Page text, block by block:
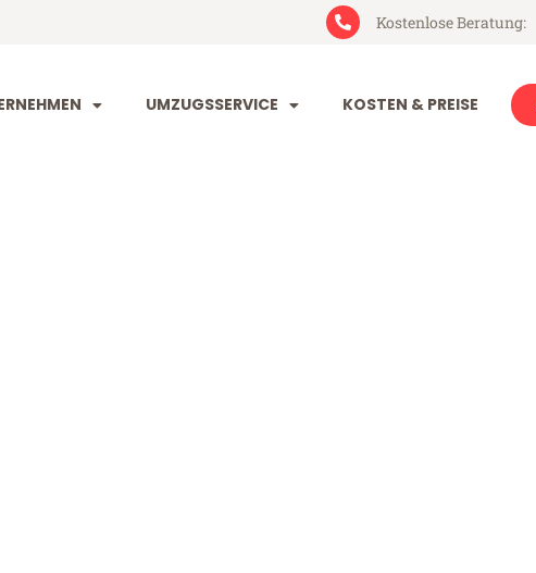
Kostenlose Beratung:
UMZUGSSERVICE KOSTEN & PREISE